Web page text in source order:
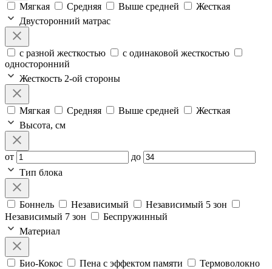
Мягкая Средняя Выше средней
Жесткая
Двусторонний матрас
с разной жесткостью
с одинаковой жесткостью
односторонний
Жесткость 2-ой стороны
Мягкая Средняя Выше средней
Жесткая
Высота, см
от
до
Тип блока
Боннель Независимый
Независимый 5 зон
Независимый 7 зон
Беспружинный
Материал
Био-Кокос Пена с эффектом памяти
Термоволокно